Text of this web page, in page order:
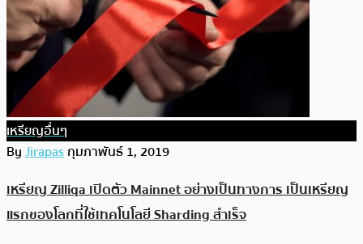
เหรียญอื่นๆ
ByJirapasกุมภาพันธ์ 1, 2019
เหรียญ Zilliqa เปิดตัว Mainnet อย่างเป็นทางการ เป็นเหรียญ
แรกของโลกที่ใช้เทคโนโลยี Sharding สำเร็จ